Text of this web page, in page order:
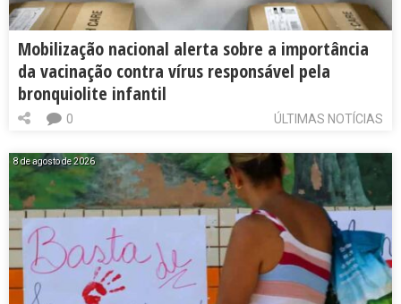
Mobilização nacional alerta sobre a importância
da vacinação contra vírus responsável pela
bronquiolite infantil
ÚLTIMAS NOTÍCIAS
0
8 de agosto de 2026